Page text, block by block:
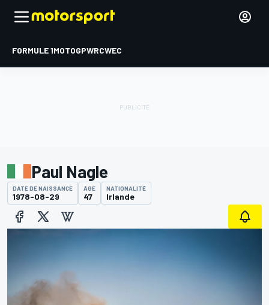
FORMULE 1MOTOGPWRCWEC
Paul Nagle
DATE DE NAISSANCE
1978-08-29
ÂGE
47
NATIONALITÉ
Irlande